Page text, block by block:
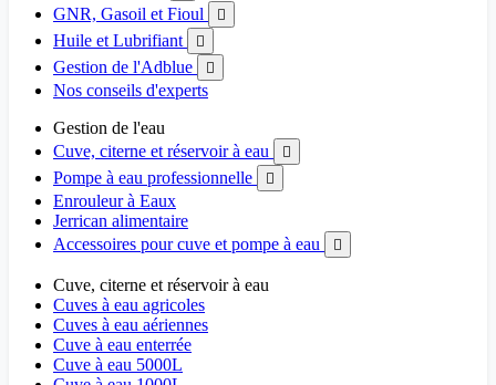
GNR, Gasoil et Fioul 
Huile et Lubrifiant 
Gestion de l'Adblue 
Nos conseils d'experts
Gestion de l'eau
Cuve, citerne et réservoir à eau

Pompe à eau professionnelle 
Enrouleur à Eaux
Jerrican alimentaire
Accessoires pour cuve et pompe à eau

Cuve, citerne et réservoir à eau
Cuves à eau agricoles
Cuves à eau aériennes
Cuve à eau enterrée
Cuve à eau 5000L